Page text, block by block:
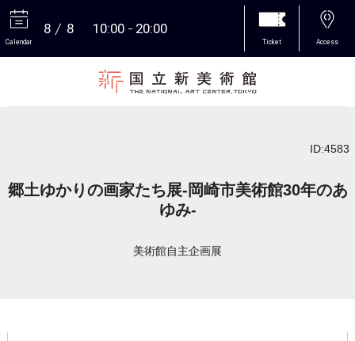
Calendar
8 8 10:00 20:00
Ticket Access
ID:4583
郷土ゆかりの画家たち展-岡崎市美術館30年のあ
ゆみ-
美術館自主企画展